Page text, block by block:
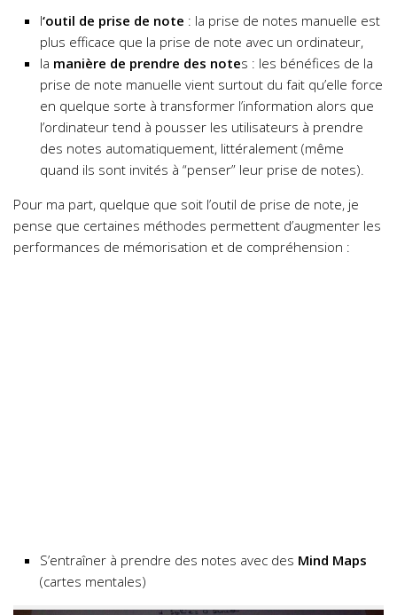
l‘outil de prise de note : la prise de notes manuelle est
plus efficace que la prise de note avec un ordinateur,
la manière de prendre des notes : les bénéfices de la
prise de note manuelle vient surtout du fait qu’elle force
en quelque sorte à transformer l’information alors que
l’ordinateur tend à pousser les utilisateurs à prendre
des notes automatiquement, littéralement (même
quand ils sont invités à “penser” leur prise de notes).
Pour ma part, quelque que soit l’outil de prise de note, je
pense que certaines méthodes permettent d’augmenter les
performances de mémorisation et de compréhension :
S’entraîner à prendre des notes avec des Mind Maps
(cartes mentales)